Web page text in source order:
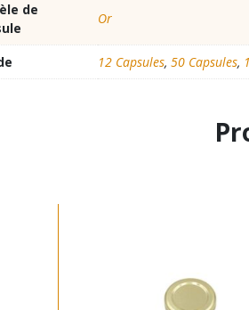
de
Or
12 Capsules, 50 Capsules,